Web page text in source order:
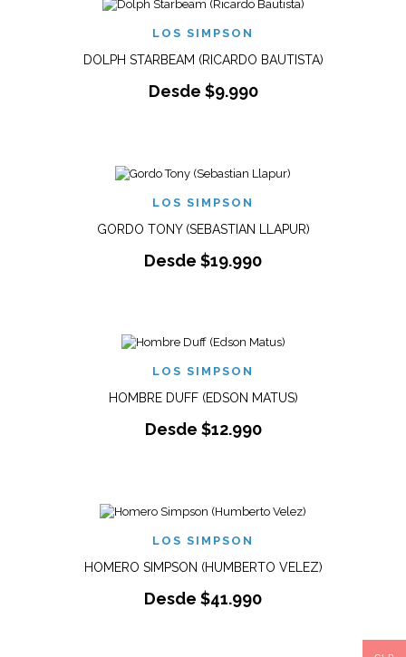
LOS SIMPSON
DOLPH STARBEAM (RICARDO BAUTISTA)
Desde $9.990
LOS SIMPSON
GORDO TONY (SEBASTIAN LLAPUR)
Desde $19.990
LOS SIMPSON
HOMBRE DUFF (EDSON MATUS)
Desde $12.990
LOS SIMPSON
HOMERO SIMPSON (HUMBERTO VELEZ)
Desde $41.990